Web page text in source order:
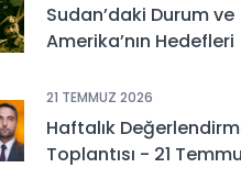
Sudan’daki Durum ve
Amerika’nın Hedefleri
21 TEMMUZ 2026
Haftalık
Toplantısı - 21